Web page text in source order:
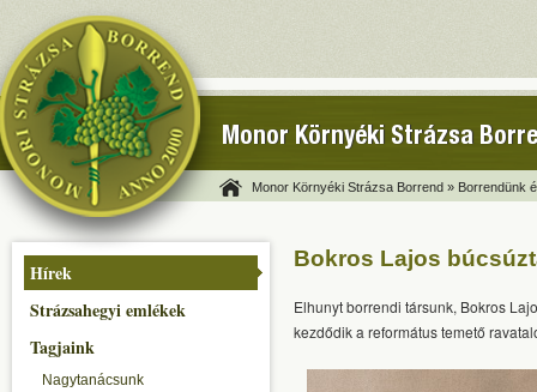
Monor Környéki Strázsa
Monor Környéki Strázsa Borrend » Borrendünk
Hírek
Strázsahegyi emlékek
Tagjaink
Nagytanácsunk
Bokros Lajos
Elhunyt borrendi társunk, Bokros
kezdődik a református temető